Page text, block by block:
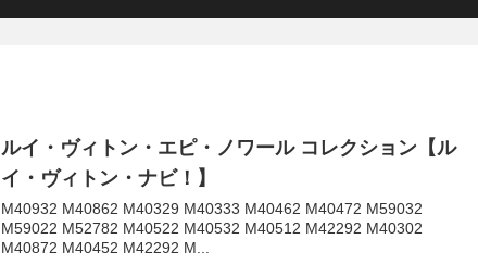
ルイ・ヴィトン・エピ・ノワール コレクション【ル
イ・ヴィトン・ナビ！】
M40932 M40862 M40329 M40333 M40462 M40472 M59032
M59022 M52782 M40522 M40532 M40512 M42292 M40302
M40872 M40452 M42292 M...